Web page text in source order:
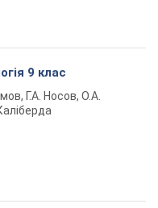
9 клас
Г.А. Носов, О.А.